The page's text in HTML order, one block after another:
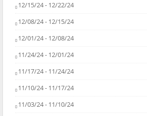
12/15/24 - 12/22/24
12/08/24 - 12/15/24
12/01/24 - 12/08/24
11/24/24 - 12/01/24
11/17/24 - 11/24/24
11/10/24 - 11/17/24
11/03/24 - 11/10/24